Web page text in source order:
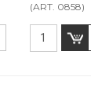
(ART. 0858)